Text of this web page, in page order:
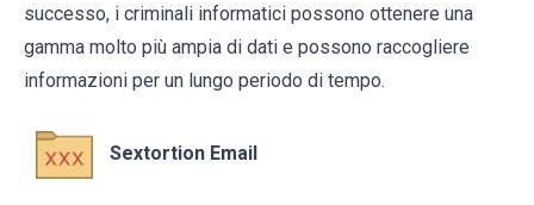
successo, i criminali informatici possono ottenere una
gamma molto più ampia di dati e possono raccogliere
informazioni per un lungo periodo di tempo.
Sextortion Email